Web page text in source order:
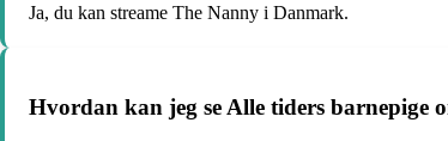
Ja, du kan streame The Nanny i Danmark.
Hvordan kan jeg se Alle tiders barnepige